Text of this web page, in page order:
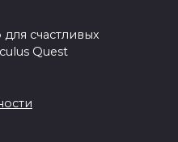
счастливых
Quest